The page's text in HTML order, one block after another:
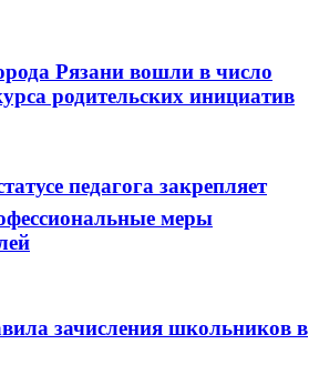
Рязани вошли в число
родительских инициатив
педагога закрепляет
меры
зачисления школьников в